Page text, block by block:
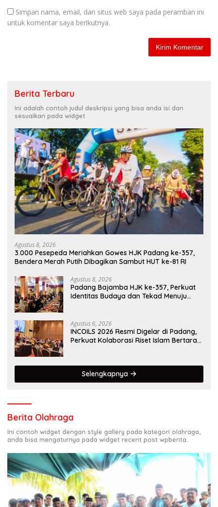
Simpan nama, email, dan situs web saya pada peramban ini
untuk komentar saya berikutnya.
Berita Terbaru
Ini adalah contoh judul deskripsi yang bisa anda isi dan
sesuaikan pada widget
Agustus 8, 2026
3.000 Pesepeda Meriahkan Gowes HJK Padang ke-357,
Bendera Merah Putih Dibagikan Sambut HUT ke-81 RI
Agustus 8, 2026
Padang Bajamba HJK ke-357, Perkuat
Identitas Budaya dan Tekad Menuju
Agustus 6, 2026
INCOILS 2026 Resmi Digelar di Padang,
Perkuat Kolaborasi Riset Islam Bertaraf
Selengkapnya
Berita Olahraga
Ini contoh widget dengan style gallery pada kategori olahraga,
anda bisa mengaturnya pada widget recent post wpberita.